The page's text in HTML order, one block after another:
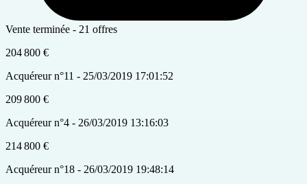
Vente terminée - 21 offres
204 800 €
Acquéreur n°11 - 25/03/2019 17:01:52
209 800 €
Acquéreur n°4 - 26/03/2019 13:16:03
214 800 €
Acquéreur n°18 - 26/03/2019 19:48:14